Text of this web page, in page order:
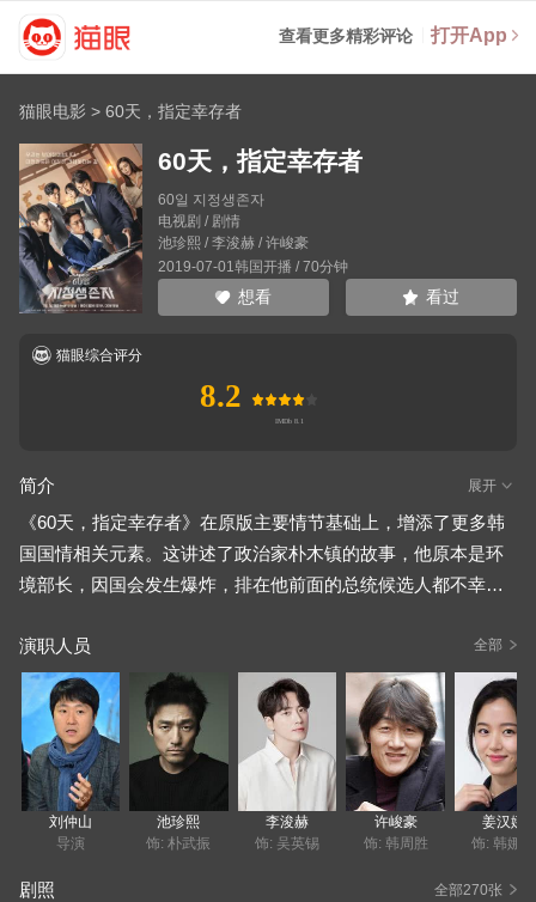
查看更多精彩评论 打开App
猫眼电影 >60天，指定幸存者
60天，指定幸存者
60일 지정생존자
电视剧 / 剧情
池珍熙/ 李浚赫/ 许峻豪
2019-07-01韩国开播 / 70分钟
想看 看过
猫眼综合评分
8.2
简介 展开
《60天，指定幸存者》在原版主要情节基础上，增添了更多韩
国国情相关元素。这讲述了政治家朴木镇的故事，他原本是环
境部长，因国会发生爆炸，排在他前面的总统候选人都不幸遇
他得努力适应政坛。在代任总统的60天里，即便经验不足且心
有不愿，他仍努力揭开袭击背后的真相。
演职人员 全部
刘仲山
导演
池珍熙
饰: 朴武振
李浚赫
饰: 吴英锡
许峻豪
饰: 韩周胜
姜汉娜
饰: 韩娜京
剧照 全部270张